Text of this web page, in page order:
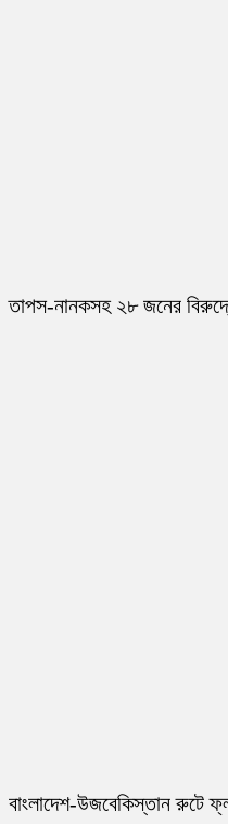
তাপস-নানকসহ ২৮ জনের
বাংলাদেশ-উজবেকিস্তান রুটে